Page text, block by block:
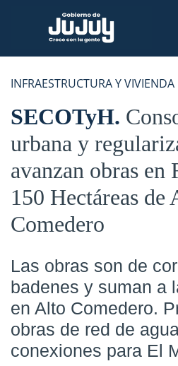
INFRAESTRUCTURA Y VIVIENDA
SECOTyH
urbana y
avanzan obras en
150 Hectáreas de
Comedero
Las obras son de
badenes y suman a
en Alto Comedero.
obras de red de
conexiones para El